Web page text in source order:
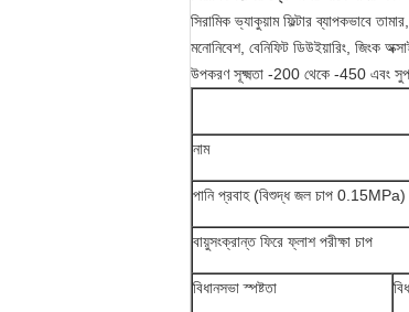
সিরামিক ভ্যাকুয়াম ফিল্টার ব্যাপকভাবে
মনোনিবেশ, বেনিফিট ডিউইয়ারিং, জিংক
উপকরণ সূক্ষ্মতা -200 থেকে -450 এবং
নাম
পানি প্রবাহ (বিশুদ্ধ জল চাপ 0.15MPa)
বায়ুসংক্রান্ত ফিরে ফ্লাশ পরীক্ষা চাপ
বিধানসভা স্পষ্টতা